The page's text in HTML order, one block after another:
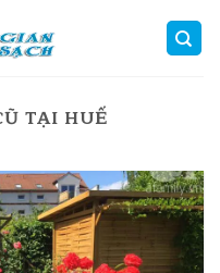
TẠI HUẾ